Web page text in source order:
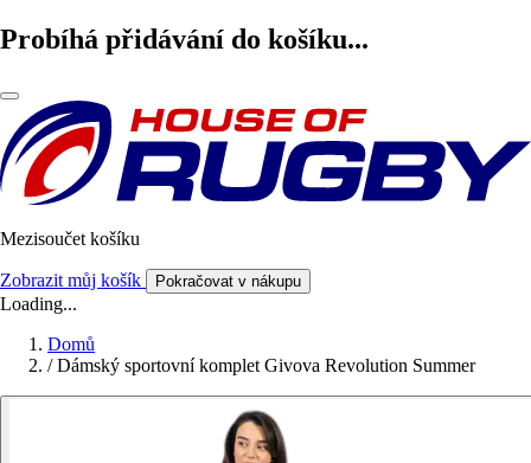
Probíhá přidávání do košíku...
Mezisoučet košíku
Zobrazit můj košík Pokračovat v nákupu
Loading...
Domů
/ Dámský sportovní komplet Givova Revolution Summer